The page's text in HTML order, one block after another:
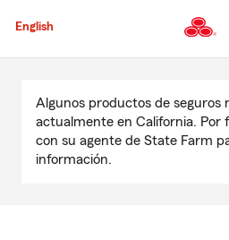
al
English
contenido
principal
Algunos productos de seguros
actualmente en California. Por
con su agente de State Farm
información.